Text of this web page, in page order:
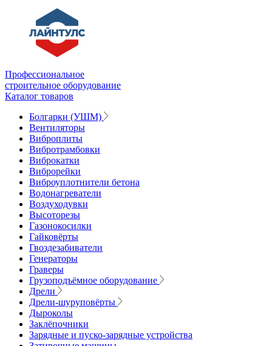
Профессиональное
строительное оборудование
Каталог товаров
Болгарки (УШМ)
Вентиляторы
Виброплиты
Вибротрамбовки
Виброкатки
Виброрейки
Виброуплотнители бетона
Водонагреватели
Воздуходувки
Высоторезы
Газонокосилки
Гайковёрты
Гвоздезабиватели
Генераторы
Граверы
Грузоподъёмное оборудование
Дрели
Дрели-шуруповёрты
Дыроколы
Заклёпочники
Зарядные и пуско-зарядные устройства